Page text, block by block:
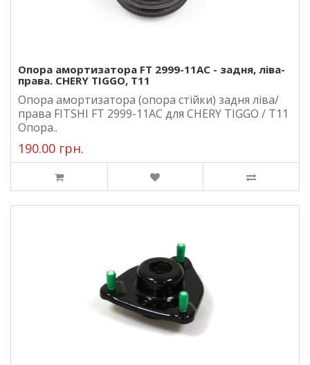
Опора амортизатора FT 2999-11AC - задня, ліва-
права. CHERY TIGGO, T11
Опора амортизатора (опора стійки) задня ліва/
права FITSHI FT 2999-11AC для CHERY TIGGO / T11
Опора..
190.00 грн.